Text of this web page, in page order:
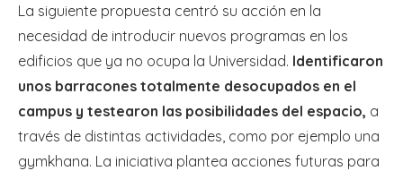
La siguiente propuesta centró su acción en la
necesidad de introducir nuevos programas en los
edificios que ya no ocupa la Universidad. Identificaron
unos barracones totalmente desocupados en el
campus y testearon las posibilidades del espacio, a
través de distintas actividades, como por ejemplo una
gymkhana. La iniciativa plantea acciones futuras para